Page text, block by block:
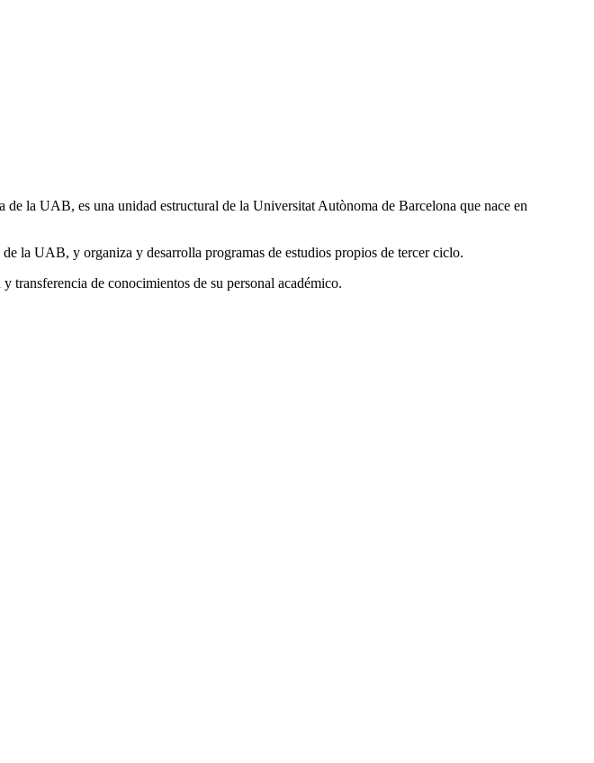
la UAB, es una unidad estructural de la Universitat Autònoma de Barcelona que nace en
la UAB, y organiza y desarrolla programas de estudios propios de tercer ciclo.
transferencia de conocimientos de su personal académico.